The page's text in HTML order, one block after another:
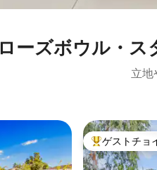
ローズボウル・
立地
大好評のゲス
ゲストチョ